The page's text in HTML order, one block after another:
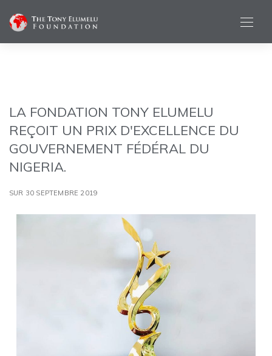
LA FONDATION TONY ELUMELU
REÇOIT UN PRIX D'EXCELLENCE DU
GOUVERNEMENT FÉDÉRAL DU
NIGERIA.
SUR 30 SEPTEMBRE 2019